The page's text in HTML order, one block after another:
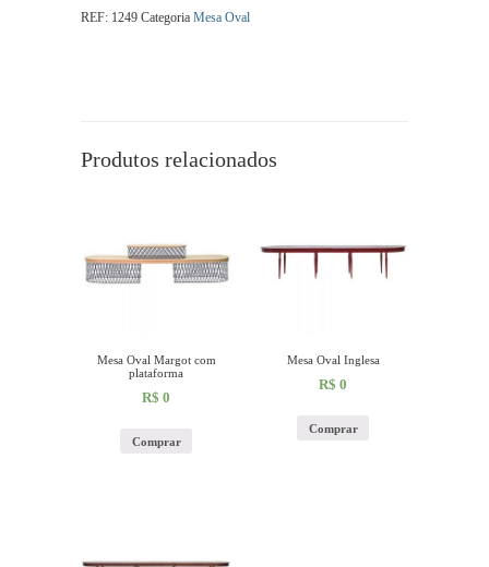
REF: 1249 Categoria Mesa Oval
Produtos relacionados
Mesa Oval Margot com
plataforma
R$ 0
Comprar
Mesa Oval Inglesa
R$ 0
Comprar